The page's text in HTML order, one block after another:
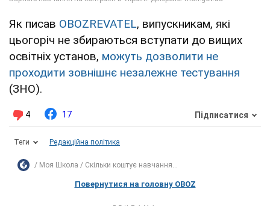
Як писав OBOZREVATEL, випускникам, які
цьогоріч не збираються вступати до вищих
освітніх установ, можуть дозволити не
проходити зовнішнє незалежне тестування
(ЗНО).
4 17 Підписатися
Теги Редакційна політика
Моя Школа Скільки коштує навчання...
Повернутися на головну OBOZ